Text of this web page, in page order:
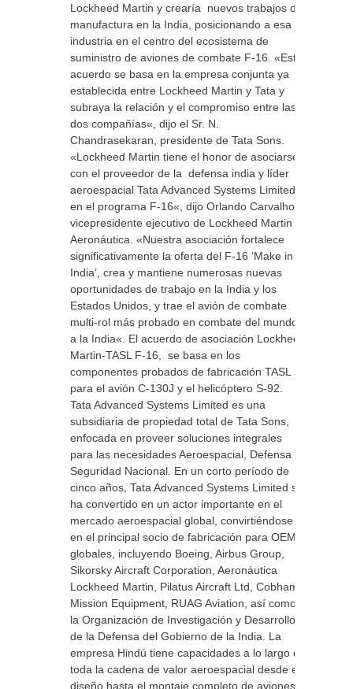
Lockheed Martin y crearía nuevos trabajos de
manufactura en la India, posicionando a esa
industria en el centro del ecosistema de
suministro de aviones de combate F-16. «Este
acuerdo se basa en la empresa conjunta ya
establecida entre Lockheed Martin y Tata y
subraya la relación y el compromiso entre las
dos compañías«, dijo el Sr. N.
Chandrasekaran, presidente de Tata Sons.
«Lockheed Martin tiene el honor de asociarse
con el proveedor de la defensa india y líder
aeroespacial Tata Advanced Systems Limited
en el programa F-16«, dijo Orlando Carvalho,
vicepresidente ejecutivo de Lockheed Martin
Aeronáutica. «Nuestra asociación fortalece
significativamente la oferta del F-16 ‘Make in
India’, crea y mantiene numerosas nuevas
oportunidades de trabajo en la India y los
Estados Unidos, y trae el avión de combate
multi-rol más probado en combate del mundo
a la India«. El acuerdo de asociación Lockheed
Martin-TASL F-16, se basa en los
componentes probados de fabricación TASL
para el avión C-130J y el helicóptero S-92.
Tata Advanced Systems Limited es una
subsidiaria de propiedad total de Tata Sons,
enfocada en proveer soluciones integrales
para las necesidades Aeroespacial, Defensa y
Seguridad Nacional. En un corto período de
cinco años, Tata Advanced Systems Limited se
ha convertido en un actor importante en el
mercado aeroespacial global, convirtiéndose
en el principal socio de fabricación para OEMs
globales, incluyendo Boeing, Airbus Group,
Sikorsky Aircraft Corporation, Aeronáutica
Lockheed Martin, Pilatus Aircraft Ltd, Cobham
Mission Equipment, RUAG Aviation, así como
la Organización de Investigación y Desarrollo
de la Defensa del Gobierno de la India. La
empresa Hindú tiene capacidades a lo largo de
toda la cadena de valor aeroespacial desde el
diseño hasta el montaje completo de aviones,